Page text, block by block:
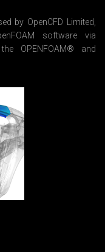
by OpenCFD Limited,
software via
OPENFOAM® and